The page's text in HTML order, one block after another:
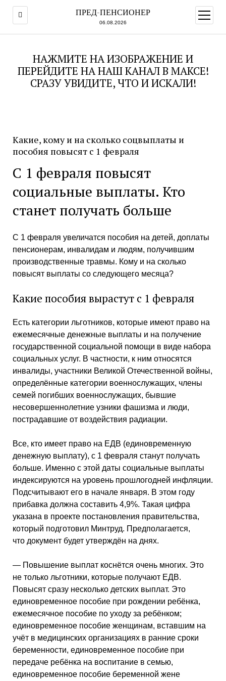
ПРЕД-ПЕНСИОНЕР
06.08.2026
меню
НАЖМИТЕ НА ИЗОБРАЖЕНИЕ И
ПЕРЕЙДИТЕ НА НАШ КАНАЛ В МАКСЕ!
СРАЗУ УВИДИТЕ, ЧТО И ИСКАЛИ!
Какие, кому и на сколько соцвыплаты и
пособия повысят с 1 февраля
С 1 февраля повысят
социальные выплаты. Кто
станет получать больше
С 1 февраля увеличатся пособия на детей, доплаты
пенсионерам, инвалидам и людям, получившим
производственные травмы. Кому и на сколько
повысят выплаты со следующего месяца?
Какие пособия вырастут с 1 февраля
Есть категории льготников, которые имеют право на
ежемесячные денежные выплаты и на получение
государственной социальной помощи в виде набора
социальных услуг. В частности, к ним относятся
инвалиды, участники Великой Отечественной войны,
определённые категории военнослужащих, члены
семей погибших военнослужащих, бывшие
несовершеннолетние узники фашизма и люди,
пострадавшие от воздействия радиации.
Все, кто имеет право на ЕДВ (единовременную
денежную выплату), с 1 февраля станут получать
больше. Именно с этой даты социальные выплаты
индексируются на уровень прошлогодней инфляции.
Подсчитывают его в начале января. В этом году
прибавка должна составить 4,9%. Такая цифра
указана в проекте постановления правительства,
который подготовил Минтруд. Предполагается,
что документ будет утверждён на днях.
— Повышение выплат коснётся очень многих. Это
не только льготники, которые получают ЕДВ.
Повысят сразу несколько детских выплат. Это
единовременное пособие при рождении ребёнка,
ежемесячное пособие по уходу за ребёнком;
единовременное пособие женщинам, вставшим на
учёт в медицинских организациях в ранние сроки
беременности, единовременное пособие при
передаче ребёнка на воспитание в семью,
единовременное пособие беременной жене